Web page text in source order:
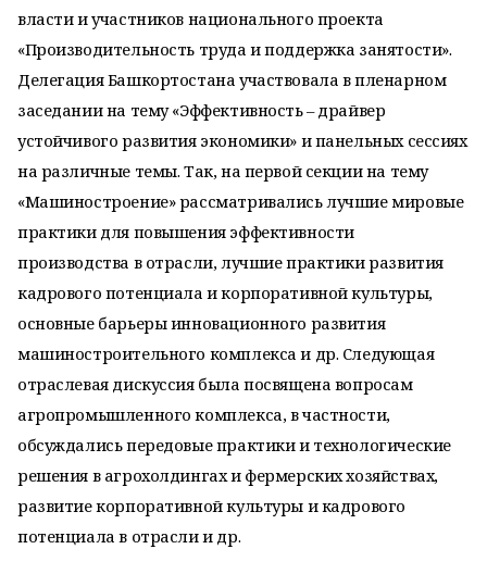
власти и участников национального проекта
«Производительность труда и поддержка занятости».
Делегация Башкортостана участвовала в пленарном
заседании на тему «Эффективность – драйвер
устойчивого развития экономики» и панельных сессиях
на различные темы. Так, на первой секции на тему
«Машиностроение» рассматривались лучшие мировые
практики для повышения эффективности
производства в отрасли, лучшие практики развития
кадрового потенциала и корпоративной культуры,
основные барьеры инновационного развития
машиностроительного комплекса и др. Следующая
отраслевая дискуссия была посвящена вопросам
агропромышленного комплекса, в частности,
обсуждались передовые практики и технологические
решения в агрохолдингах и фермерских хозяйствах,
развитие корпоративной культуры и кадрового
потенциала в отрасли и др.